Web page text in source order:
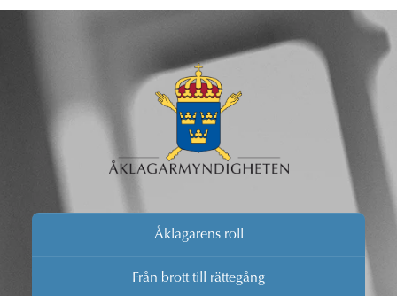
Åklagarens roll
Från brott till rättegång